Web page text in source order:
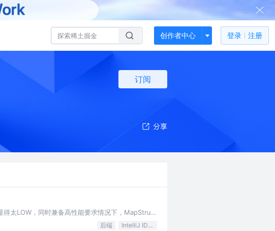
创作者中心 登录 注册
订阅
太LOW，同时兼备高性能要求情况下，MapStruct
后端 IntelliJ IDEA